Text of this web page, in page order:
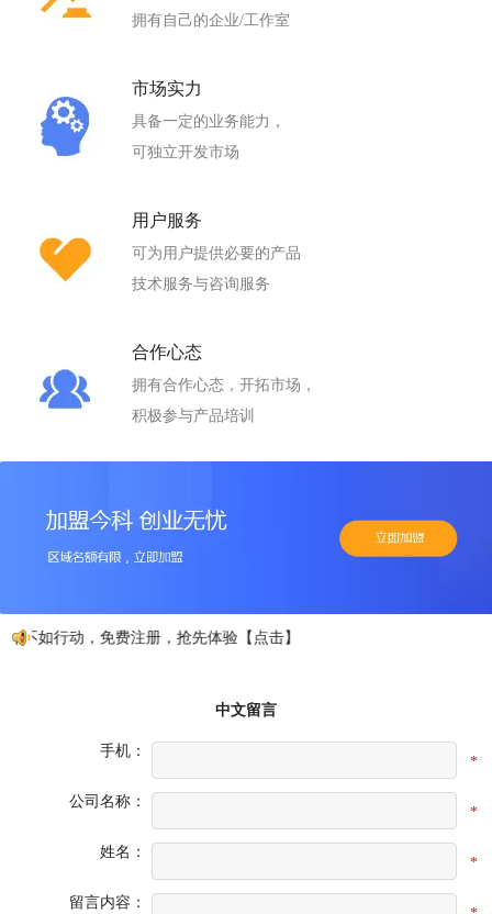
拥有自己的企业/工作室
市场实力
具备一定的业务能力，
可独立开发市场
用户服务
可为用户提供必要的产品
技术服务与咨询服务
合作心态
拥有合作心态，开拓市场，
积极参与产品培训
不如行动，免费注册，抢先体验【点击】
中文留言
手机：
*
公司名称：
*
姓名：
*
留言内容：